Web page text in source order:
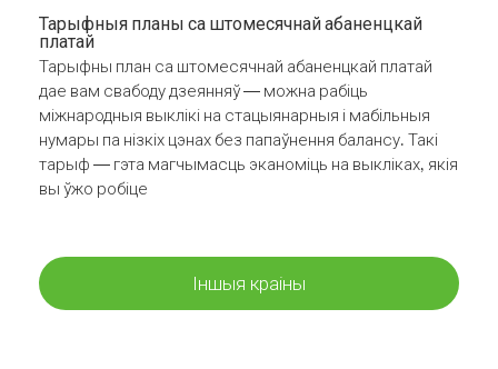
Тарыфныя планы са штомесячнай абаненцкай
платай
Тарыфны план са штомесячнай абаненцкай платай
дае вам свабоду дзеянняў — можна рабіць
міжнародныя выклікі на стацыянарныя і мабільныя
нумары па нізкіх цэнах без папаўнення балансу. Такі
тарыф — гэта магчымасць эканоміць на выкліках, якія
вы ўжо робіце
Іншыя краіны